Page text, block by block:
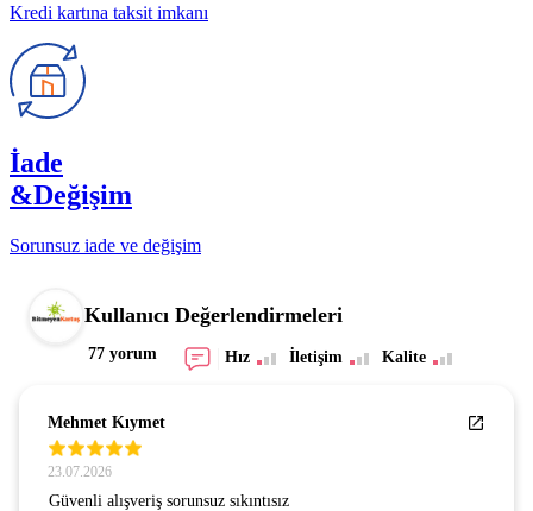
Kredi kartına taksit imkanı
İade
&Değişim
Sorunsuz iade ve değişim
Kullanıcı Değerlendirmeleri
77 yorum Hız İletişim Kalite
Mehmet Kıymet
23.07.2026
Güvenli alışveriş sorunsuz sıkıntısız